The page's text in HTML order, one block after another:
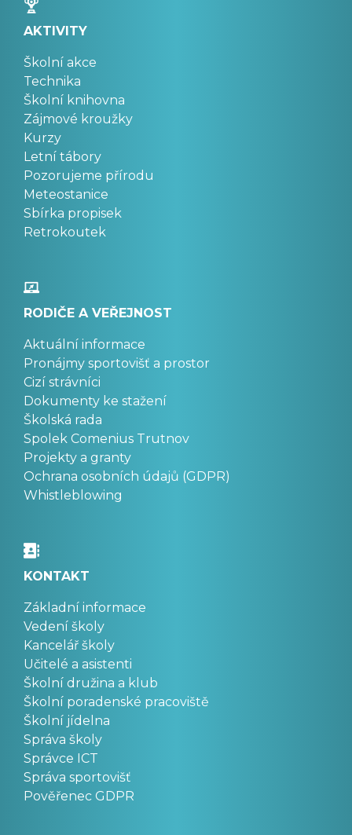
AKTIVITY
Školní akce
Technika
Školní knihovna
Zájmové kroužky
Kurzy
Letní tábory
Pozorujeme přírodu
Meteostanice
Sbírka propisek
Retrokoutek
RODIČE A VEŘEJNOST
Aktuální informace
Pronájmy sportovišť a prostor
Cizí strávníci
Dokumenty ke stažení
Školská rada
Spolek Comenius Trutnov
Projekty a granty
Ochrana osobních údajů (GDPR)
Whistleblowing
KONTAKT
Základní informace
Vedení školy
Kancelář školy
Učitelé a asistenti
Školní družina a klub
Školní poradenské pracoviště
Školní jídelna
Správa školy
Správce ICT
Správa sportovišť
Pověřenec GDPR